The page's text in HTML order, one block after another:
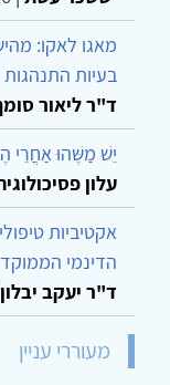
מאגו לאקו:
בעיות התנהגות
ד"ר ליאור
יֵשׁ מַשֶּׁהוּ אַחֲרֵי
עלון
אקטיביות
הדינמי הממוקד
ד"ר יעקב יבלון
מעוררי עניין